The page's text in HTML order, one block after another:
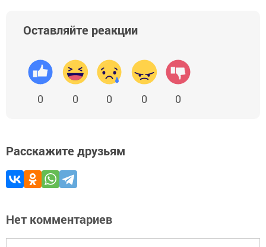
Оставляйте реакции
0 0 0 0 0
Расскажите друзьям
Нет комментариев